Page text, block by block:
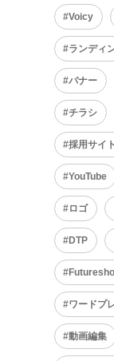
Voicy
ランディ
バナー
チラシ
採用サイト
YouTube
ロゴ
DTP
ワードプ
動画編集